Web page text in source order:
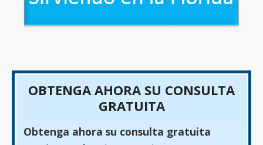
OBTENGA AHORA SU CONSULTA
GRATUITA
Obtenga ahora su consulta gratuita